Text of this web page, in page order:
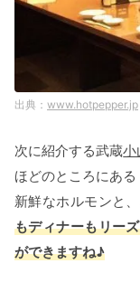
www.hotpepper.jp
次に紹介する武蔵小
ほどのところにある
新鮮なホルモンと
もディナーもリー
ができますね♪